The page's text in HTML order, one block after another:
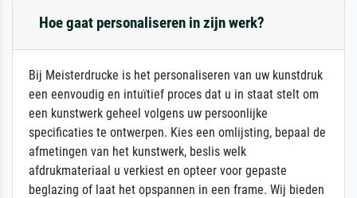
Hoe gaat personaliseren in zijn werk?
Bij Meisterdrucke is het personaliseren van uw kunstdruk
een eenvoudig en intuïtief proces dat u in staat stelt om
een kunstwerk geheel volgens uw persoonlijke
specificaties te ontwerpen. Kies een omlijsting, bepaal de
afmetingen van het kunstwerk, beslis welk
afdrukmateriaal u verkiest en opteer voor gepaste
beglazing of laat het opspannen in een frame. Wij bieden